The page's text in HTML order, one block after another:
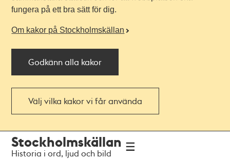
fungera på ett bra sätt för dig.
Om kakor på Stockholmskällan
Godkänn alla kakor
Välj vilka kakor vi får använda
navigationen
huvudinnehållet
Stockholmskällan
Historia i ord, ljud och bild